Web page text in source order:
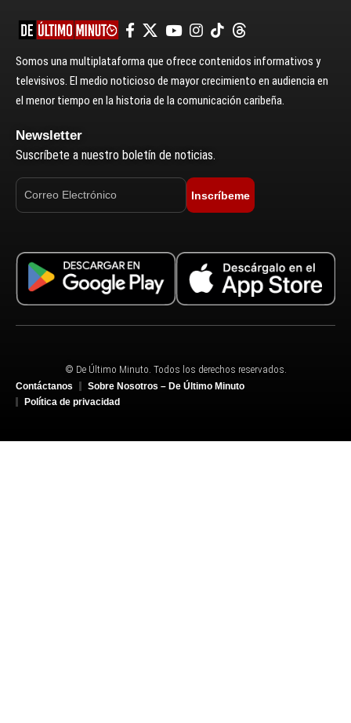
Somos una multiplataforma que ofrece contenidos informativos y
televisivos. El medio noticioso de mayor crecimiento en audiencia en
el menor tiempo en la historia de la comunicación caribeña.
Newsletter
Suscríbete a nuestro boletín de noticias.
Inscríbeme
© De Último Minuto. Todos los derechos reservados.
Contáctanos
Sobre Nosotros – De Último Minuto
Política de privacidad